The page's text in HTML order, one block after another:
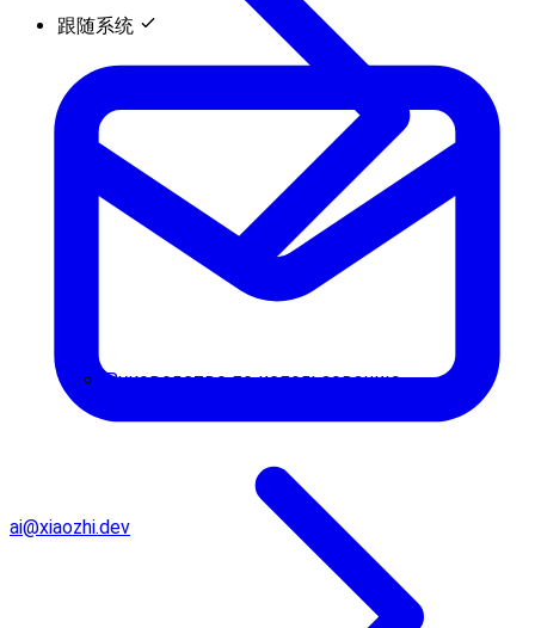
Руководство по использованию
跟随系统
ai@xiaozhi.dev